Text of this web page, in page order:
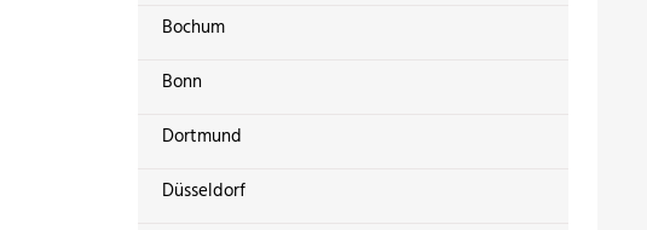
Bochum
Bonn
Dortmund
Düsseldorf